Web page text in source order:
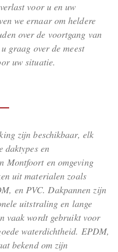
voor u en uw
we ernaar om heldere
over de voortgang van
graag over de meest
uw situatie.
zijn beschikbaar, elk
daktypes en
Montfoort en omgeving
uit materialen zoals
en PVC. Dakpannen zijn
uitstraling en lange
vaak wordt gebruikt voor
waterdichtheid. EPDM,
bekend om zijn